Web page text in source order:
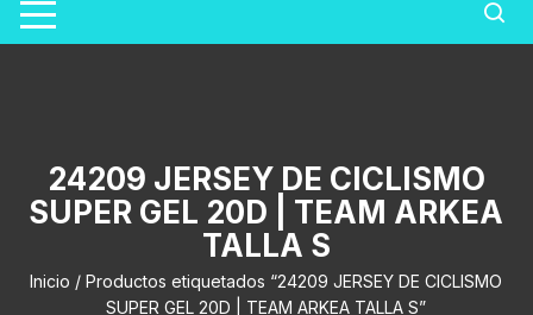
24209 JERSEY DE CICLISMO
SUPER GEL 20D | TEAM ARKEA
TALLA S
Inicio / Productos etiquetados “24209 JERSEY DE CICLISMO
SUPER GEL 20D | TEAM ARKEA TALLA S”